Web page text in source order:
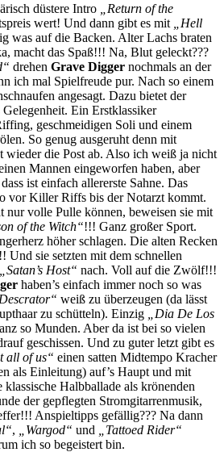
düstere Intro
„Return of the
wert! Und dann gibt es mit
„Hell
was auf die Backen. Alter Lachs braten
macht das Spaß!!! Na, Blut geleckt???
drehen Grave Digger nochmals an der
ich mal Spielfreude pur. Nach so einem
angesagt. Dazu bietet der
Gelegenheit. Ein Erstklassiker
geschmeidigen Soli und einem
So genug ausgeruht denn mit
wieder die Post ab. Also ich weiß ja nicht
Mannen eingeworfen haben, aber
ist einfach allererste Sahne. Das
vor Killer Riffs bis der Notarzt kommt.
nur volle Pulle können, beweisen sie mit
of the Witch“!!! Ganz großer Sport.
höher schlagen. Die alten Recken
Und sie setzten mit dem schnellen
„Satan’s Host“ nach. Voll auf die Zwölf!!!
haben’s einfach immer noch so was
weiß zu überzeugen (da lässt
zu schütteln). Einzig
„Dia De Los
so Munden. Aber da ist bei so vielen
geschissen. Und zu guter letzt gibt es
all of us“ einen satten Midtempo Kracher
als Einleitung) auf’s Haupt und mit
klassische Halbballade als krönenden
der gepflegten Stromgitarrenmusik,
Anspieltipps gefällig??? Na dann
, „Wargod“ und
„Tattoed Rider“
ich so begeistert bin.